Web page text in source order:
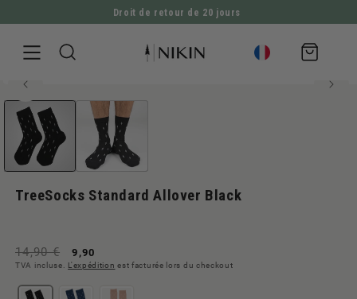
ALLER DIRECTEMENT AU CONTENU
Droit de retour de 20 jours
Panier
d'achat
ALLER À L'INFORMATION SUR LE PRODUIT
Ouvrir
le
média
modal
TreeSocks Standard Allover Black
14,90 €
Prix
normal
Prix
de
vente
9,90
TVA incluse. L'expédition est facturée lors du checkout